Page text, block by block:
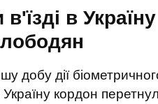
в
добу дії
Україну кордон